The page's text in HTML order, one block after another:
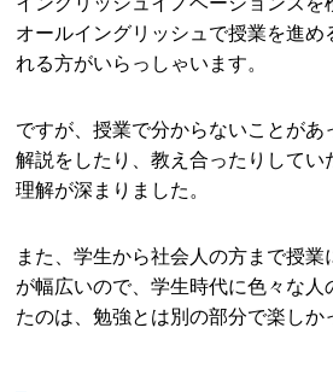
オールイングリッシュで授業を進め
れる方がいらっしゃいます。
ですが、授業で分からないことが
解説をしたり、教え合ったりしてい
理解が深まりました。
また、学生から社会人の方まで授
が幅広いので、学生時代に色々な人
たのは、勉強とは別の部分で楽しか